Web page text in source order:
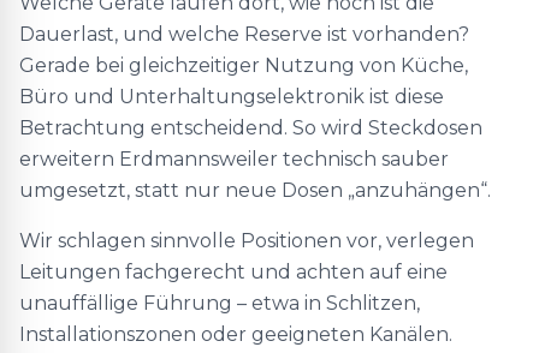
Dauerlast, und welche Reserve ist vorhanden?
Gerade bei gleichzeitiger Nutzung von Küche,
Büro und Unterhaltungselektronik ist diese
Betrachtung entscheidend. So wird Steckdosen
erweitern Erdmannsweiler technisch sauber
umgesetzt, statt nur neue Dosen „anzuhängen“.
Wir schlagen sinnvolle Positionen vor, verlegen
Leitungen fachgerecht und achten auf eine
unauffällige Führung – etwa in Schlitzen,
Installationszonen oder geeigneten Kanälen.